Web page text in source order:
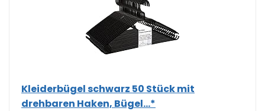
Kleiderbügel schwarz 50 Stück mit
drehbaren Haken, Bügel...*